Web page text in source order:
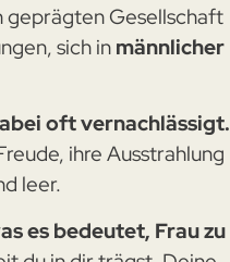
geprägten Gesellschaft
sich inmännlicher
oft vernachlässigt.
ihre Ausstrahlung
leer.
es bedeutet, Frau zu